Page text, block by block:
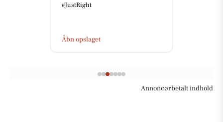
#JustRight
Åbn opslaget
Annoncørbetalt indhold